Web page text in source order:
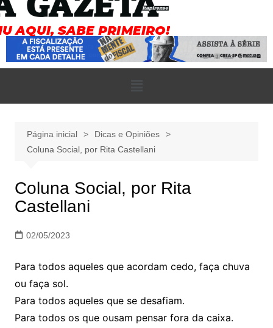
Página inicial
Dicas e Opiniões
Coluna Social, por Rita Castellani
Coluna Social, por Rita
Castellani
02/05/2023
Para todos aqueles que acordam cedo, faça chuva
ou faça sol.
Para todos aqueles que se desafiam.
Para todos os que ousam pensar fora da caixa.